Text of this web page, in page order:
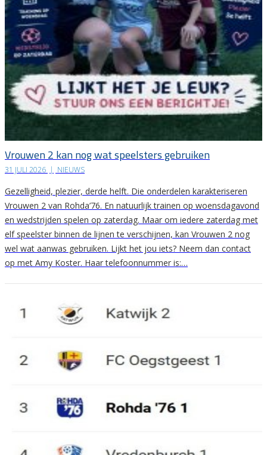
Vrouwen 2 kan nog wat speelsters gebruiken
31 JULI 2026 | NIEUWS
Gezelligheid, plezier, derde helft. Die onderdelen karakteriseren
Vrouwen 2 van Rohda’76. En natuurlijk trainen op woensdagavond
en wedstrijden spelen op zaterdag. Maar om iedere zaterdag met
elf speelster binnen de lijnen te verschijnen, kan Vrouwen 2 nog
wel wat aanwas gebruiken. Lijkt het jou iets? Neem dan contact
op met Amy Koster. Haar telefoonnummer is:…